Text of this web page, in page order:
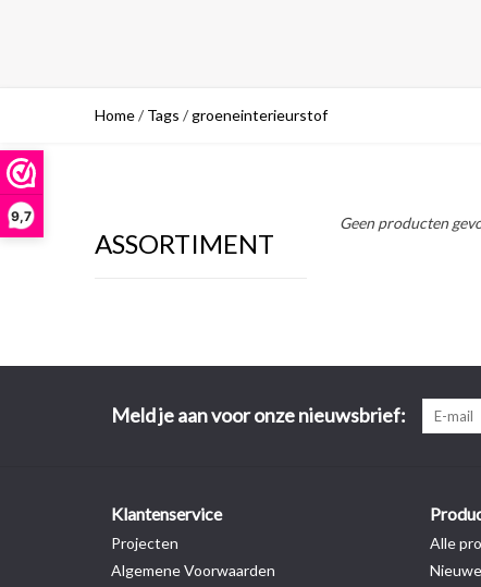
9,7
Home/ Tags /groeneinterieurstof
ASSORTIMENT
Geen producten
Meld je aan voor onze nieuwsbrief:
Klantenservice
Projecten
Algemene Voorwaarden
Alle